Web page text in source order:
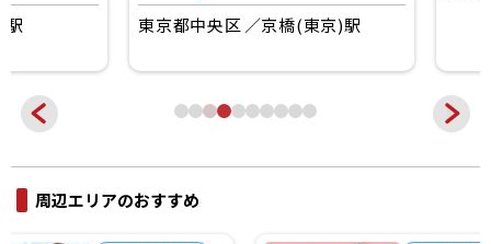
京橋(東京)駅 東京都豊島区
周辺エリアのおすすめ